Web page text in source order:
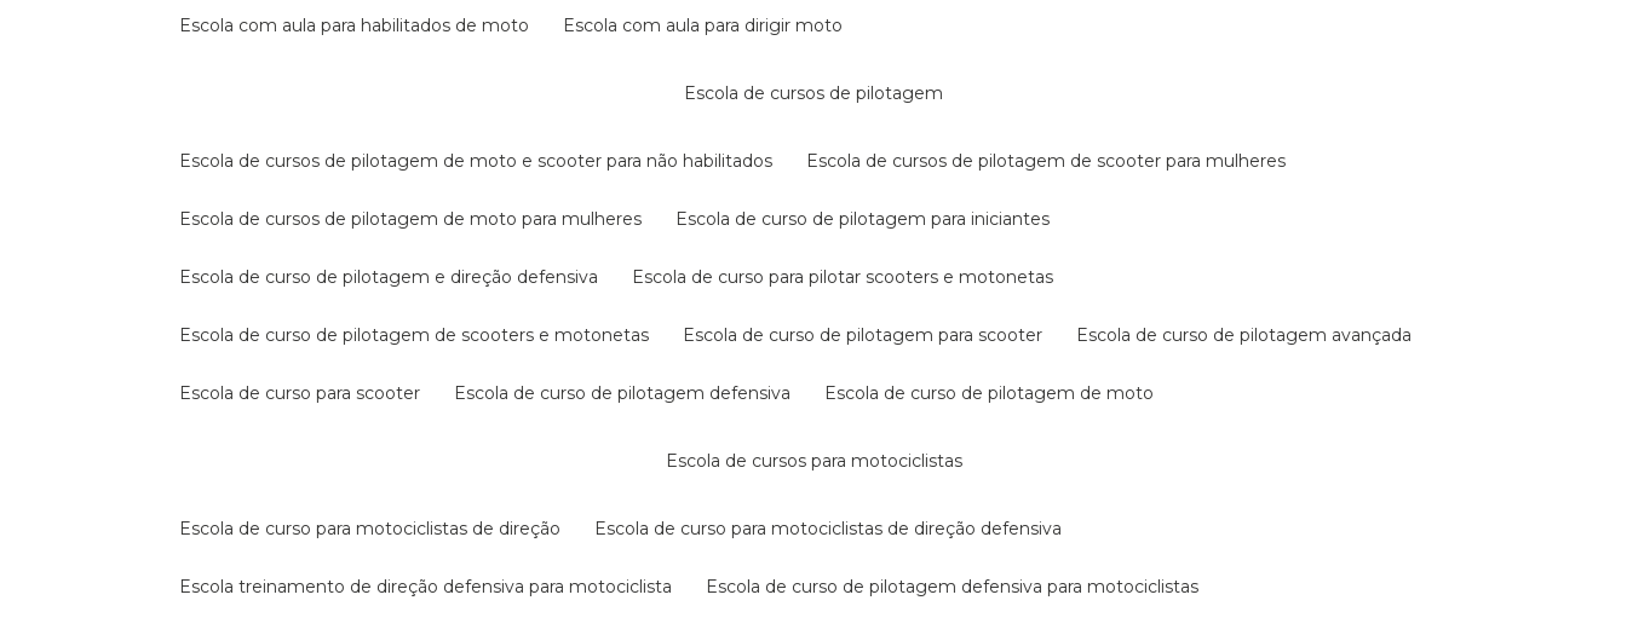
escola com aula para habilitados de moto escola com aula para dirigir moto
escola de cursos de pilotagem
escola de cursos de pilotagem de moto e scooter para não habilitados escola de cursos de pilotagem de scooter para mulheres
escola de cursos de pilotagem de moto para mulheres escola de curso de pilotagem para iniciantes
escola de curso de pilotagem e direção defensiva escola de curso para pilotar scooters e motonetas
escola de curso de pilotagem de scooters e motonetas escola de curso de pilotagem para scooter escola de curso de pilotagem avançada
escola de curso para scooter escola de curso de pilotagem defensiva escola de curso de pilotagem de moto
escola de cursos para motociclistas
escola de curso para motociclistas de direção escola de curso para motociclistas de direção defensiva
escola treinamento de direção defensiva para motociclista escola de curso de pilotagem defensiva para motociclistas